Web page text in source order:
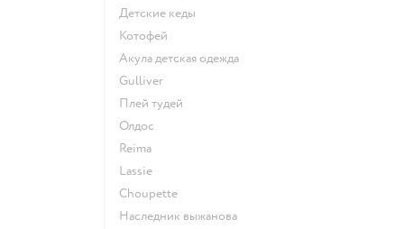
Детские кеды
Котофей
Акула детская одежда
Gulliver
Плей тудей
Олдос
Reima
Lassie
Choupette
Наследник выжанова